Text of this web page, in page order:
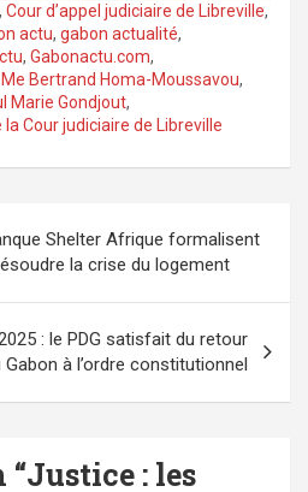
, Cour d’appel judiciaire de Libreville,
actu, gabon actualité,
, Gabonactu.com,
Me Bertrand Homa-Moussavou,
Marie Gondjout,
Cour judiciaire de Libreville
Shelter Afrique formalisent
la crise du logement
: le PDG satisfait du retour
à l’ordre constitutionnel
“Justice : les